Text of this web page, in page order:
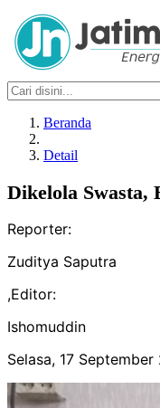
Beranda
Detail
Dikelola Swasta,
Reporter:
Zuditya Saputra
,Editor:
Ishomuddin
Selasa, 17